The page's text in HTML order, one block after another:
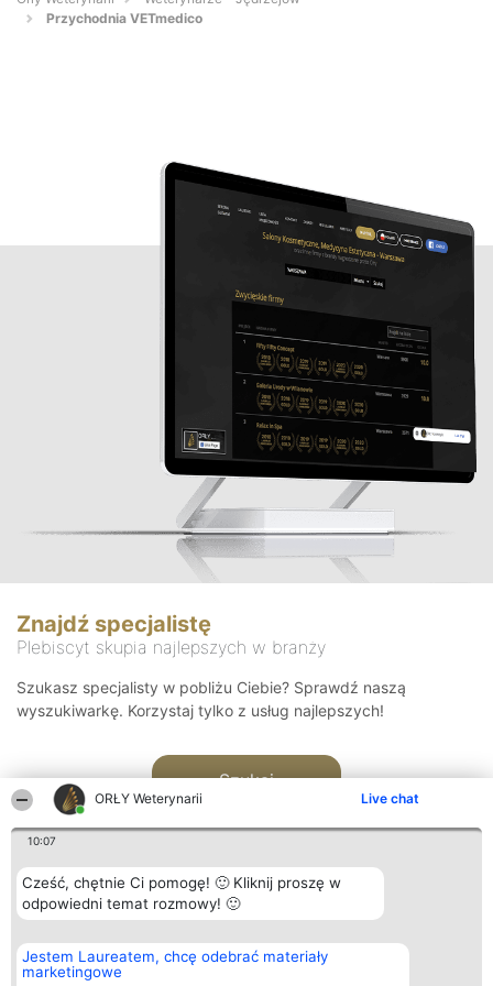
ORŁY Weterynarii Live chat
10:07
Cześć, chętnie Ci pomogę! 🙂 Kliknij proszę w
odpowiedni temat rozmowy! 🙂
Jestem Laureatem, chcę odebrać materiały
marketingowe
Przychodnia VETmedico
Znajdź specjalistę
Plebiscyt skupia najlepszych w branży
Szukasz specjalisty w pobliżu Ciebie? Sprawdź naszą
wyszukiwarkę. Korzystaj tylko z usług najlepszych!
Szukaj
Organizator plebiscytu
Bright Side Solutions sp. z o.
o. sp. k.
Plebiscyt
Laureaci
Kontakt
Kontakt